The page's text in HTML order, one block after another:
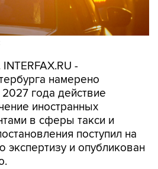
-
намерено
года действие
иностранных
в сферы такси и
поступил на
экспертизу и опубликован